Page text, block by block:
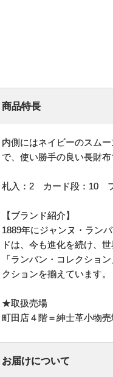
商品特長
内側にはネイビーのスム
で、使い勝手の良い長財布
札入：2 カード段：10
【ブランド紹介】
1889年にジャンヌ・ラン
ドは、今も進化を続け、
「ランバン・コレクショ
クションを揃えています。
★取扱売場
町田店４階＝紳士革小物売
お届けについて